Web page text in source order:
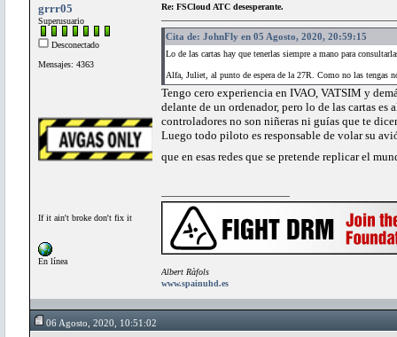
grrr05
Superusuario
Desconectado
Mensajes: 4363
If it ain't broke don't fix it
En línea
Re: FSCloud ATC desesperante.
Cita de: JohnFly en 05 Agosto, 2020, 20:59:15
Lo de las cartas hay que tenerlas siempre a mano para
Alfa, Juliet, al punto de espera de la 27R. Como no las tengas
Tengo cero experiencia en IVAO, VATSIM y
delante de un ordenador, pero lo de las cartas
controladores no son niñeras ni guías que te
Luego todo piloto es responsable de volar su
que en esas redes que se pretende replicar el
Albert Ràfols
www.spainuhd.es
06 Agosto, 2020, 10:51:02